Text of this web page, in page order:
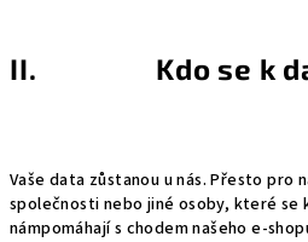
II. Kdo se k
Vaše data zůstanou u nás. Přesto pro
společnosti nebo jiné osoby, které
námpomáhají s chodem našeho e-